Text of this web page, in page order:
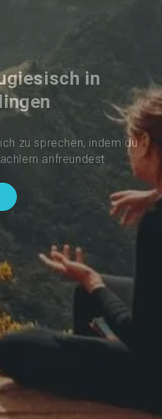
in
zu sprechen, indem du
anfreundest